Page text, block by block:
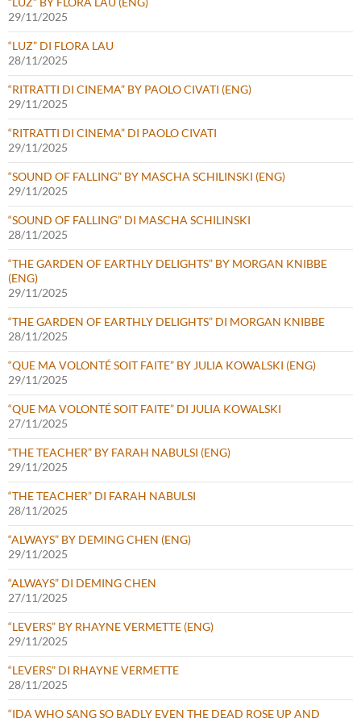
29/11/2025
“LUZ” DI FLORA LAU
28/11/2025
“RITRATTI DI CINEMA” BY PAOLO CIVATI (ENG)
29/11/2025
“RITRATTI DI CINEMA” DI PAOLO CIVATI
29/11/2025
“SOUND OF FALLING” BY MASCHA SCHILINSKI (ENG)
29/11/2025
“SOUND OF FALLING” DI MASCHA SCHILINSKI
28/11/2025
“THE GARDEN OF EARTHLY DELIGHTS” BY MORGAN KNIBBE
(ENG)
29/11/2025
“THE GARDEN OF EARTHLY DELIGHTS” DI MORGAN KNIBBE
28/11/2025
“QUE MA VOLONTÉ SOIT FAITE” BY JULIA KOWALSKI (ENG)
29/11/2025
“QUE MA VOLONTÉ SOIT FAITE” DI JULIA KOWALSKI
27/11/2025
“THE TEACHER” BY FARAH NABULSI (ENG)
29/11/2025
“THE TEACHER” DI FARAH NABULSI
28/11/2025
“ALWAYS” BY DEMING CHEN (ENG)
29/11/2025
“ALWAYS” DI DEMING CHEN
27/11/2025
“LEVERS” BY RHAYNE VERMETTE (ENG)
29/11/2025
“LEVERS” DI RHAYNE VERMETTE
28/11/2025
“IDA WHO SANG SO BADLY EVEN THE DEAD ROSE UP AND